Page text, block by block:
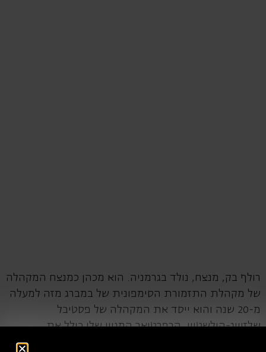
רולף בק, מנצח, נולד בגרמניה. הוא מכהן כמנצח המקהלה
של מקהלת התזמורת הסימפונית של במברג מזה למעלה
מ-20 שנה והוא ייסד את המקהלה של פסטיבל
שלזוויג-הולשטיין. הרפרטואר המגוון שלו כולל את
האורטוריות הגדולות, יצירות מקהלתיות ליטורגיות וכן